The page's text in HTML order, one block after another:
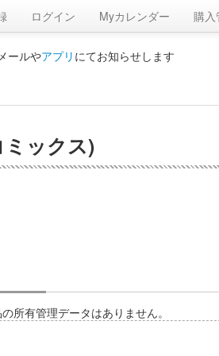
ログイン Myカレンダー 購入
ールやアプリ にてお知らせします
ックス)
所有管理データはありません。